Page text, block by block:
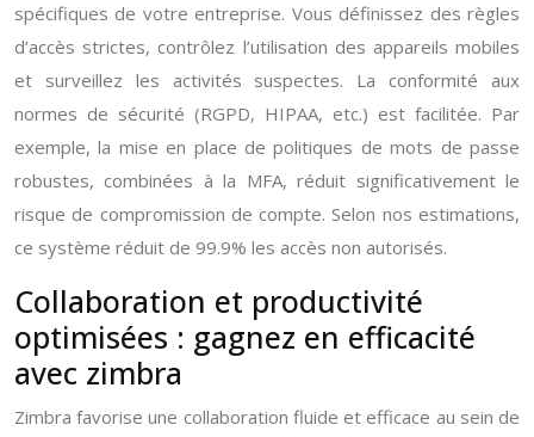
spécifiques de votre entreprise. Vous définissez des règles
d’accès strictes, contrôlez l’utilisation des appareils mobiles
et surveillez les activités suspectes. La conformité aux
normes de sécurité (RGPD, HIPAA, etc.) est facilitée. Par
exemple, la mise en place de politiques de mots de passe
robustes, combinées à la MFA, réduit significativement le
risque de compromission de compte. Selon nos estimations,
ce système réduit de 99.9% les accès non autorisés.
Collaboration et productivité
optimisées : gagnez en efficacité
avec zimbra
Zimbra favorise une collaboration fluide et efficace au sein de